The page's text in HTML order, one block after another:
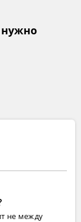
нужно
не между